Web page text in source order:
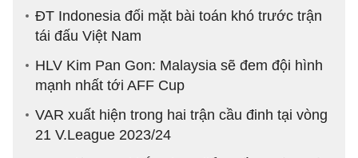
ĐT Indonesia đối mặt bài toán khó trước trận
tái đấu Việt Nam
HLV Kim Pan Gon: Malaysia sẽ đem đội hình
mạnh nhất tới AFF Cup
VAR xuất hiện trong hai trận cầu đinh tại vòng
21 V.League 2023/24